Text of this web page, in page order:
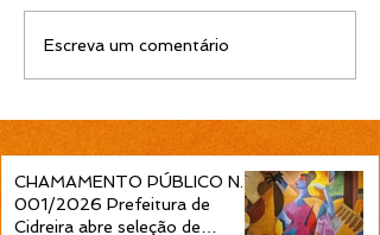
EDITAL N.º 119/2026
Convocação para
Professor Ensino
Séries é publicada pela
Prefeitura de Cidreira
Escreva um comentário
CHAMAMENTO PÚBLICO N.º
001/2026 Prefeitura de
Cidreira abre seleção de